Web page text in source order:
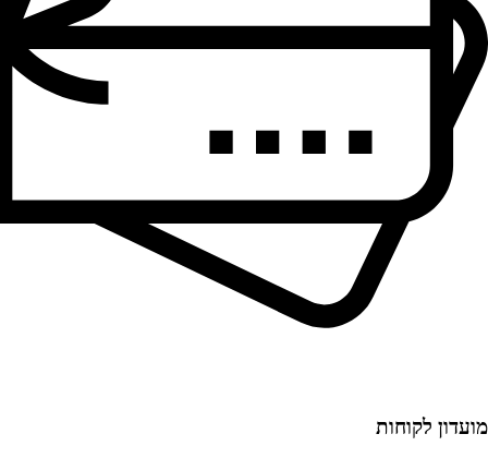
מועדון לקוחות